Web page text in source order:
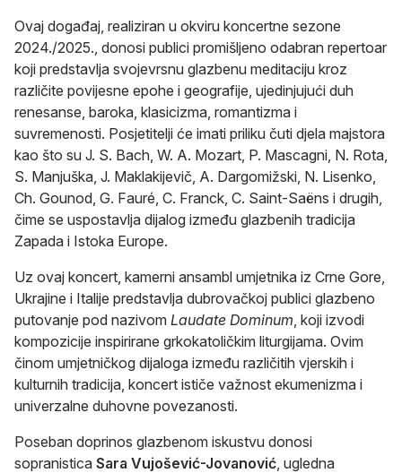
Ovaj događaj, realiziran u okviru koncertne sezone
2024./2025., donosi publici promišljeno odabran repertoar
koji predstavlja svojevrsnu glazbenu meditaciju kroz
različite povijesne epohe i geografije, ujedinjujući duh
renesanse, baroka, klasicizma, romantizma i
suvremenosti. Posjetitelji će imati priliku čuti djela majstora
kao što su J. S. Bach, W. A. Mozart, P. Mascagni, N. Rota,
S. Manjuška, J. Maklakijevič, A. Dargomižski, N. Lisenko,
Ch. Gounod, G. Fauré, C. Franck, C. Saint-Saëns i drugih,
čime se uspostavlja dijalog između glazbenih tradicija
Zapada i Istoka Europe.
Uz ovaj koncert, kamerni ansambl umjetnika iz Crne Gore,
Ukrajine i Italije predstavlja dubrovačkoj publici glazbeno
putovanje pod nazivom Laudate Dominum , koji izvodi
kompozicije inspirirane grkokatoličkim liturgijama. Ovim
činom umjetničkog dijaloga između različitih vjerskih i
kulturnih tradicija, koncert ističe važnost ekumenizma i
univerzalne duhovne povezanosti.
Poseban doprinos glazbenom iskustvu donosi
sopranistica Sara Vujošević-Jovanović , ugledna